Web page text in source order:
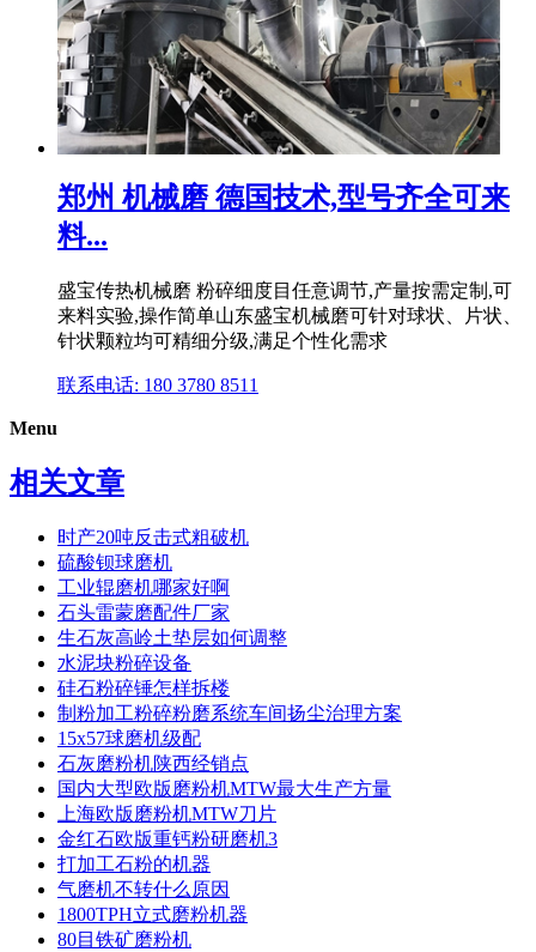
郑州 机械磨 德国技术,型号齐全可来
料...
盛宝传热机械磨 粉碎细度目任意调节,产量按需定制,可
来料实验,操作简单山东盛宝机械磨可针对球状、片状、
针状颗粒均可精细分级,满足个性化需求
联系电话: 180 3780 8511
Menu
相关文章
时产20吨反击式粗破机
硫酸钡球磨机
工业辊磨机哪家好啊
石头雷蒙磨配件厂家
生石灰高岭土垫层如何调整
水泥块粉碎设备
硅石粉碎锤怎样拆楼
制粉加工粉碎粉磨系统车间扬尘治理方案
15x57球磨机级配
石灰磨粉机陕西经销点
国内大型欧版磨粉机MTW最大生产方量
上海欧版磨粉机MTW刀片
金红石欧版重钙粉研磨机3
打加工石粉的机器
气磨机不转什么原因
1800TPH立式磨粉机器
80目铁矿磨粉机